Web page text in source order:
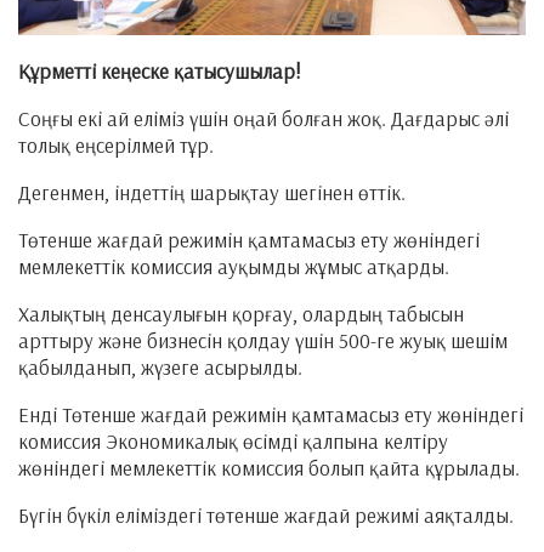
Құрметті кеңеске қатысушылар!
Соңғы екі ай еліміз үшін оңай болған жоқ. Дағдарыс әлі
толық еңсерілмей тұр.
Дегенмен, індеттің шарықтау шегінен өттік.
Төтенше жағдай режимін қамтамасыз ету жөніндегі
мемлекеттік комиссия ауқымды жұмыс атқарды.
Халықтың денсаулығын қорғау, олардың табысын
арттыру және бизнесін қолдау үшін 500-ге жуық шешім
қабылданып, жүзеге асырылды.
Енді Төтенше жағдай режимін қамтамасыз ету жөніндегі
комиссия Экономикалық өсімді қалпына келтіру
жөніндегі мемлекеттік комиссия болып қайта құрылады.
Бүгін бүкіл еліміздегі төтенше жағдай режимі аяқталды.